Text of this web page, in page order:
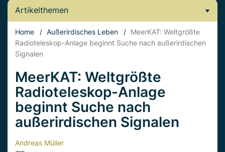
Artikelthemen
Home / Außerirdisches Leben / MeerKAT: Weltgrößte
Radioteleskop-Anlage beginnt Suche nach außerirdischen
Signalen
MeerKAT: Weltgrößte
Radioteleskop-Anlage
beginnt Suche nach
außerirdischen Signalen
Andreas Müller